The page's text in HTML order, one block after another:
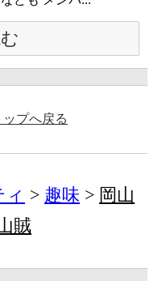
プへ戻る
趣味
岡山
賊